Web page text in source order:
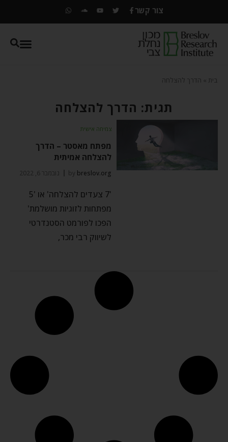
צור קשר
בית הדרך להצלחה
תגית: הדרך להצלחה
צמיחה אישית
מפתח מאסטר – הדרך
להצלחה אמיתית
by breslov.org נובמבר 6, 2022
'7 צעדים להצלחה' או '5
מפתחות לזוגיות מושלמת'
הפכו לפורמט הסטנדרטי
לשיווק רבי מכר,